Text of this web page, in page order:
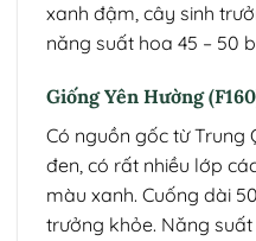
xanh đậm, cây sinh
năng suất hoa 45 – 50
Giống Yên Hường
Có nguồn gốc từ Trung
đen, có rất nhiều lớp
màu xanh. Cuống dài
trưởng khỏe. Năng